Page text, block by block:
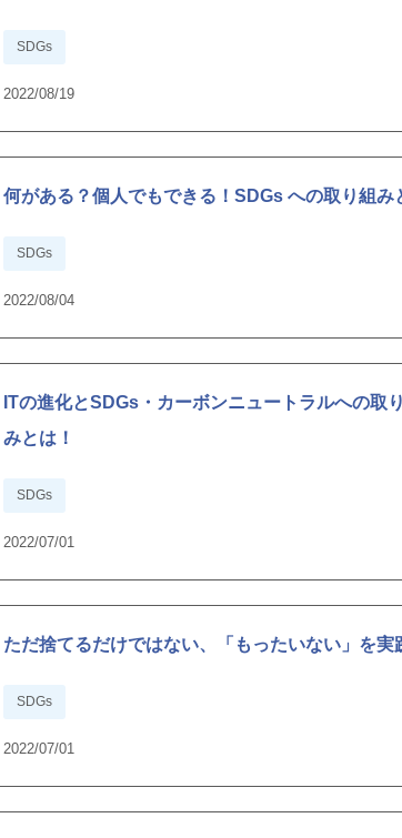
SDGs
2022/08/19
何がある？個人でもできる！SDGs への取り組み
SDGs
2022/08/04
ITの進化とSDGs・カーボンニュートラルへの取
みとは！
SDGs
2022/07/01
ただ捨てるだけではない、「もったいない」を実
SDGs
2022/07/01